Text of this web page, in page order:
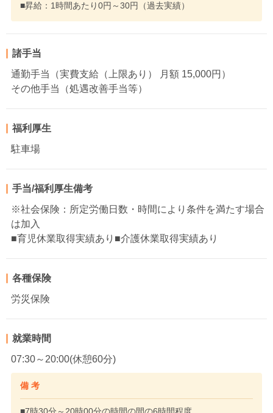
■昇給：1時間あたり0円～30円（過去実績）
諸手当
通勤手当（実費支給（上限あり） 月額 15,000円）
その他手当（処遇改善手当等）
福利厚生
駐車場
手当/福利厚生備考
※社会保険：所定労働日数・時間により条件を満たす場合
は加入
■育児休業取得実績あり■介護休業取得実績あり
各種保険
労災保険
就業時間
07:30～20:00(休憩60分)
備 考
■7時30分～20時00分の時間の間の6時間程度